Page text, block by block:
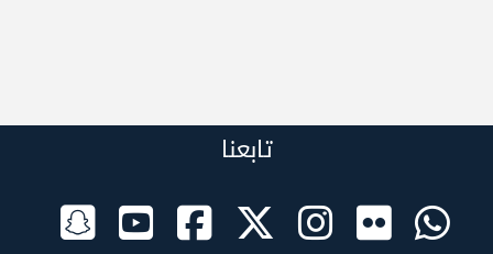
تابعنا